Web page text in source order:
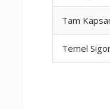
Tam
Temel